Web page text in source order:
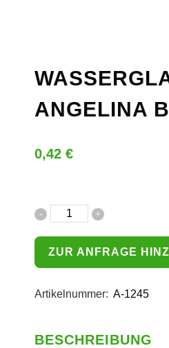
ANGELINA
0,42 €
ZUR ANFRAGE
Artikelnummer: A-1245
BESCHREIBUNG